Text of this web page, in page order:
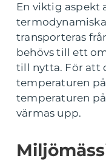
En viktig aspekt
transporteras
behövs till ett
till nytta. För att
temperaturen
temperaturen
värmas upp.